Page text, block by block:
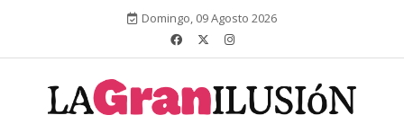
Domingo, 09 Agosto 2026